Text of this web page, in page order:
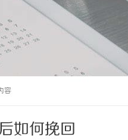
容
如何挽回